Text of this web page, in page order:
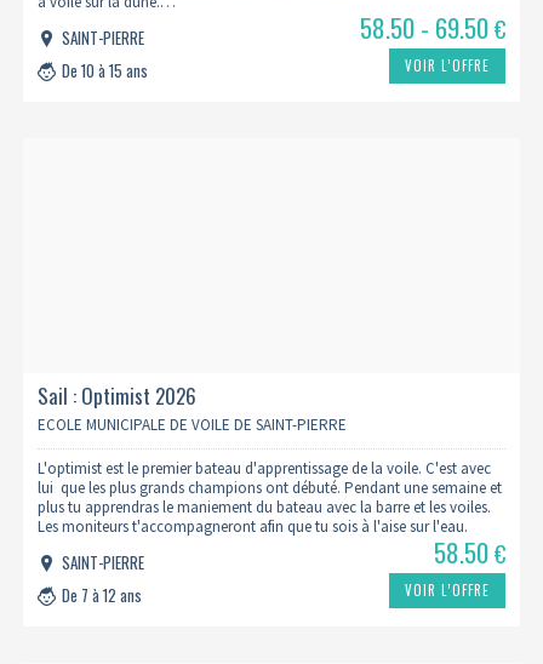
SAINT-PIERRE
De 10 à 15 ans
58.50 - 69.50€
VOIR L’OFFRE
Sail : Optimist 2026
ECOLE MUNICIPALE DE VOILE DE SAINT-PIERRE
L'optimist est le premier bateau d'apprentissage de la voile. C'est avec
lui que les plus grands champions ont débuté. Pendant une semaine et
plus tu apprendras le maniement du bateau avec la barre et les voiles.
Les moniteurs t'accompagneront afin que tu sois à l'aise sur l'eau.
SAINT-PIERRE
De 7 à 12 ans
58.50€
VOIR L’OFFRE